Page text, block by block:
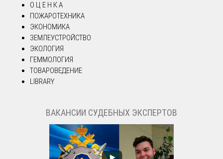
О Ц Е Н К А
ПОЖАРОТЕХНИКА
ЭКОНОМИКА
ЗЕМЛЕУСТРОЙСТВО
ЭКОЛОГИЯ
ГЕММОЛОГИЯ
ТОВАРОВЕДЕНИЕ
LIBRARY
ВАКАНСИИ СУДЕБНЫХ ЭКСПЕРТОВ